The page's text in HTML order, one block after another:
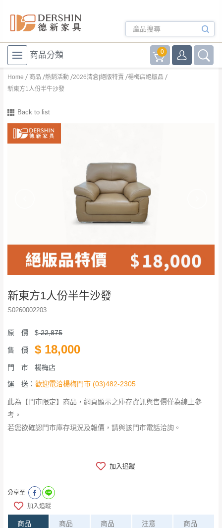
商品分類 0
Home 商品 熱銷活動 2026清倉|絕版特賣
楊梅店絕版品
新東方1人份半牛沙發
Back to list
新東方1人份半牛沙發
S0260002203
原 價 $22,875
售 價 $ 18,000
門 市 楊梅店
運 送： 歡迎電洽楊梅門市 (03)482-2305
此為【門市限定】商品，網頁顯示之庫存資訊與售價僅為線上參
考。
若您欲確認門市庫存現況及報價，請與該門市電話洽詢。
加入追蹤
分享至
加入追蹤
商品
商品
商品
注意
商品